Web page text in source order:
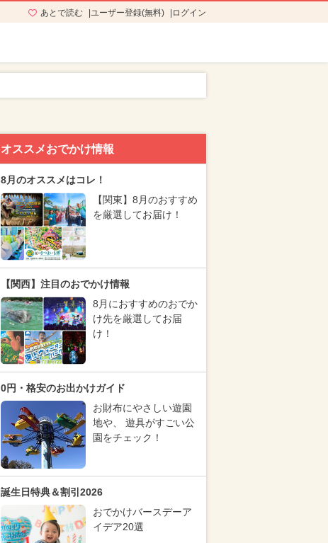
あとで読む ユーザー登録(無料) ログイン
オススメおでかけ情報
8月のオススメはコレ！
【関東】8月のおすすめ
を厳選してお届け！
【関西】注目のおでかけ情報
8月におすすめのおでか
け先を厳選してお届
け！
0円・格安のお出かけガイド
お財布にやさしい遊園
地や、 遊具がすごい公
園をチェック！
誕生日特典＆割引2026
おでかけバースデーア
イデア20選